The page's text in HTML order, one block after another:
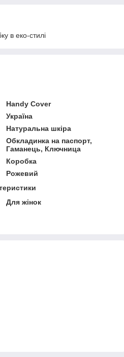
в еко-стилі
Handy Cover
Україна
Натуральна шкіра
Обкладинка на паспорт,
Гаманець, Ключница
Коробка
Рожевий
Для жінок